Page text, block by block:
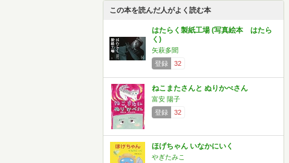
この本を読んだ人がよく読む本
はたらく製紙工場 (写真絵本 はたら
く)
矢萩多聞
登録
32
ねこまたさんと ぬりかべさん
富安 陽子
登録
32
ほげちゃん いなかにいく
やぎたみこ